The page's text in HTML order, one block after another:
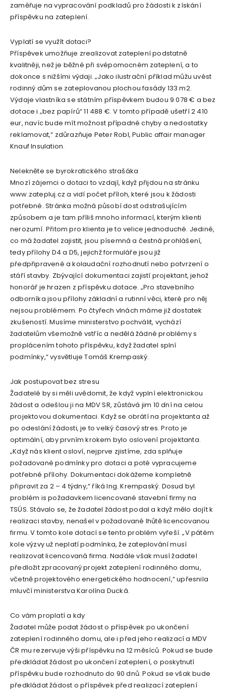
zaměřuje na vypracování podkladů pro žádosti k získání
příspěvku na zateplení.
Vyplatí se využít dotaci?
Příspěvek umožňuje zrealizovat zateplení podstatně
kvalitněji, než je běžné při svépomocném zateplení, a to
dokonce s nižšími výdaji. „Jako ilustrační příklad můžu uvést
rodinný dům se zateplovanou plochou fasády 133 m2.
Výdaje vlastníka se státním příspěvkem budou 9 078 € a bez
dotace i „bez papírů“ 11 488 €. V tomto případě ušetří 2 410
eur, navíc bude mít možnost případné chyby a nedostatky
reklamovat,“ zdůrazňuje Peter Robl, Public affair manager
Knauf Insulation.
Nelekněte se byrokratického strašáka
Mnozí zájemci o dotaci to vzdají, když přijdou na stránku
www.zatepluj.cz a vidí počet příloh, které jsou k žádosti
potřebné. Stránka možná působí dost odstrašujícím
způsobem a je tam příliš mnoho informací, kterým klienti
nerozumí. Přitom pro klienta je to velice jednoduché. Jediné,
co má žadatel zajistit, jsou písemná a čestná prohlášení,
tedy přílohy D4 a D5, jejichž formuláře jsou již
předpřipravené a kolaudační rozhodnutí nebo potvrzení o
stáří stavby. Zbývající dokumentaci zajistí projektant, jehož
honorář je hrazen z příspěvku dotace. „Pro stavebního
odborníka jsou přílohy základní a rutinní věci, které pro něj
nejsou problémem. Po čtyřech vlnách máme již dostatek
zkušeností. Musíme ministerstvo pochválit, vychází
žadatelům všemožně vstříc a nedělá žádné problémy s
proplácením tohoto příspěvku, když žadatel splní
podmínky,“ vysvětluje Tomáš Krempaský.
Jak postupovat bez stresu
Žadatelé by si měli uvědomit, že když vyplní elektronickou
žádost a odešlou ji na MDV SR, zůstává jim 10 dní na celou
projektovou dokumentaci. Když se obrátí na projektanta až
po odeslání žádosti, je to velký časový stres. Proto je
optimální, aby prvním krokem bylo oslovení projektanta.
„Když nás klient osloví, nejprve zjistíme, zda splňuje
požadované podmínky pro dotaci a poté vypracujeme
potřebné přílohy. Dokumentaci dokážeme kompletně
připravit za 2 – 4 týdny,“ říká Ing. Krempaský. Dosud byl
problém is požadavkem licencované stavební firmy na
TSÚS. Stávalo se, že žadatel žádost podal a když mělo dojít k
realizaci stavby, nenašel v požadované lhůtě licencovanou
firmu. V tomto kole dotací se tento problém vyřeší. „V pátém
kole výzvy už neplatí podmínka, že zateplování musí
realizovat licencovaná firma. Nadále však musí žadatel
předložit zpracovaný projekt zateplení rodinného domu,
včetně projektového energetického hodnocení,“ upřesnila
mluvčí ministerstva Karolína Ducká.
Co vám proplatí a kdy
Žadatel může podat žádost o příspěvek po ukončení
zateplení rodinného domu, ale i před jeho realizací a MDV
ČR mu rezervuje výši příspěvku na 12 měsíců. Pokud se bude
předkládat žádost po ukončení zateplení, o poskytnutí
příspěvku bude rozhodnuto do 90 dnů. Pokud se však bude
předkládat žádost o příspěvek před realizací zateplení